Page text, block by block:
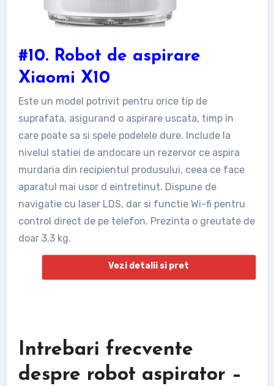
#10. Robot de aspirare
Xiaomi X10
Este un model potrivit pentru orice tip de
suprafata, asigurand o aspirare uscata, timp in
care poate sa si spele podelele dure. Include la
nivelul statiei de andocare un rezervor ce aspira
murdaria din recipientul produsului, ceea ce face
aparatul mai usor d eintretinut. Dispune de
navigatie cu laser LDS, dar si functie Wi-fi pentru
control direct de pe telefon. Prezinta o greutate de
doar 3.3 kg.
Vezi detalii si pret
Intrebari frecvente
despre robot aspirator –